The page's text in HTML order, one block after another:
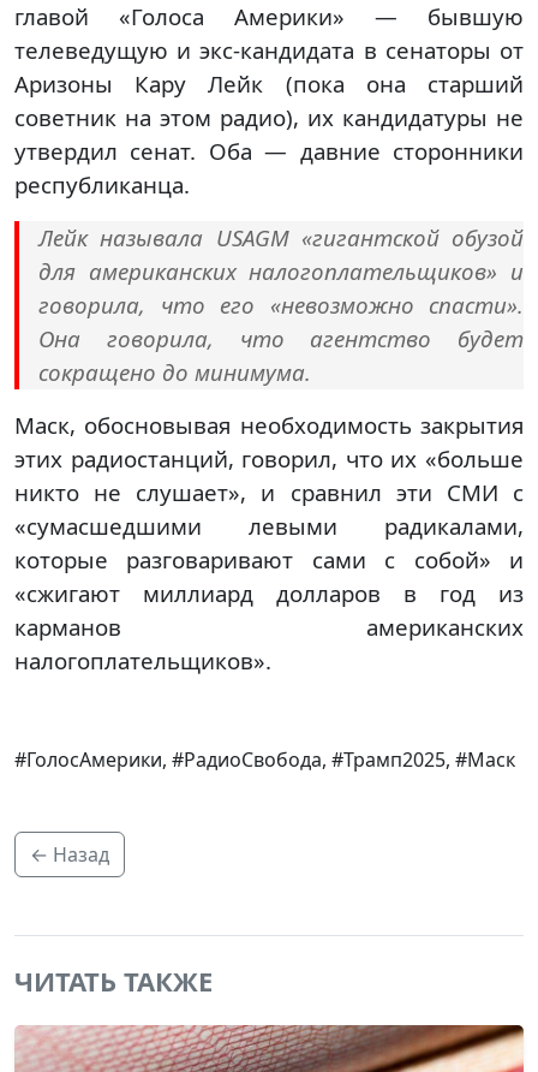
главой «Голоса Америки» — бывшую
телеведущую и экс-кандидата в сенаторы от
Аризоны Кару Лейк (пока она старший
советник на этом радио), их кандидатуры не
утвердил сенат. Оба — давние сторонники
республиканца.
Лейк называла USAGM «гигантской обузой
для американских налогоплательщиков» и
говорила, что его «невозможно спасти».
Она говорила, что агентство будет
сокращено до минимума.
Маск, обосновывая необходимость закрытия
этих радиостанций, говорил, что их «больше
никто не слушает», и сравнил эти СМИ с
«сумасшедшими левыми радикалами,
которые разговаривают сами с собой» и
«сжигают миллиард долларов в год из
карманов американских
налогоплательщиков».
#ГолосАмерики, #РадиоСвобода, #Трамп2025, #Маск
← Назад
ЧИТАТЬ ТАКЖЕ